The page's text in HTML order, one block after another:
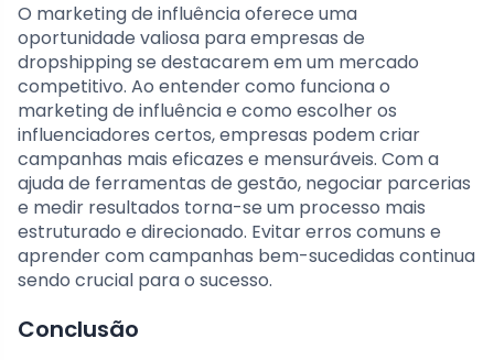
O marketing de influência oferece uma
oportunidade valiosa para empresas de
dropshipping se destacarem em um mercado
competitivo. Ao entender como funciona o
marketing de influência e como escolher os
influenciadores certos, empresas podem criar
campanhas mais eficazes e mensuráveis. Com a
ajuda de ferramentas de gestão, negociar parcerias
e medir resultados torna-se um processo mais
estruturado e direcionado. Evitar erros comuns e
aprender com campanhas bem-sucedidas continua
sendo crucial para o sucesso.
Conclusão